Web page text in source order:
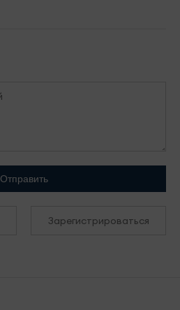
Отправить
Зарегистрироваться